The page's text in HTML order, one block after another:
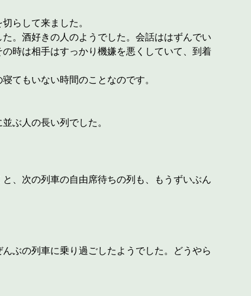
らして来ました。
。酒好きの人のようでした。会話ははずんでい
時は相手はすっかり機嫌を悪くしていて、到着
てもいない時間のことなのです。
ぶ人の長い列でした。
、次の列車の自由席待ちの列も、もうずいぶん
ぶの列車に乗り過ごしたようでした。どうやら